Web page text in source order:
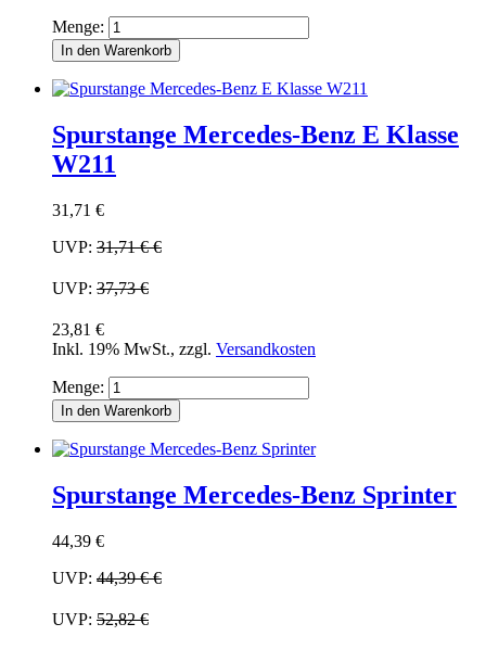
Menge:
In den Warenkorb
Spurstange Mercedes-Benz E Klasse
W211
31,71 €
UVP: 31,71 €€
UVP: 37,73 €
23,81 €
Inkl. 19% MwSt., zzgl. Versandkosten
Menge:
In den Warenkorb
Spurstange Mercedes-Benz Sprinter
44,39 €
UVP: 44,39 €€
UVP: 52,82 €